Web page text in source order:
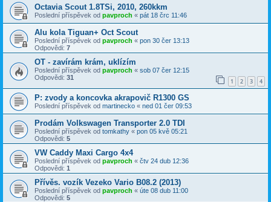
Octavia Scout 1.8TSi, 2010, 260kkm
Poslední příspěvek od pavproch « pát 18 črc 11:46
Alu kola Tiguan+ Oct Scout
Poslední příspěvek od pavproch « pon 30 čer 13:13
Odpovědi: 7
OT - zavírám krám, uklízím
Poslední příspěvek od pavproch « sob 07 čer 12:15
Odpovědi: 31 1 2 3 4
P: zvody a koncovka akrapovič R1300 GS
Poslední příspěvek od martinecko « ned 01 čer 09:53
Prodám Volkswagen Transporter 2.0 TDI
Poslední příspěvek od tomkathy « pon 05 kvě 05:21
Odpovědi: 5
VW Caddy Maxi Cargo 4x4
Poslední příspěvek od pavproch « čtv 24 dub 12:36
Odpovědi: 1
Přívěs. vozík Vezeko Vario B08.2 (2013)
Poslední příspěvek od pavproch « úte 08 dub 11:00
Odpovědi: 5